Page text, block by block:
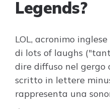
Legends?
LOL, acronimo
di lots of laughs
dire diffuso nel gergo
scritto in lettere
rappresenta una